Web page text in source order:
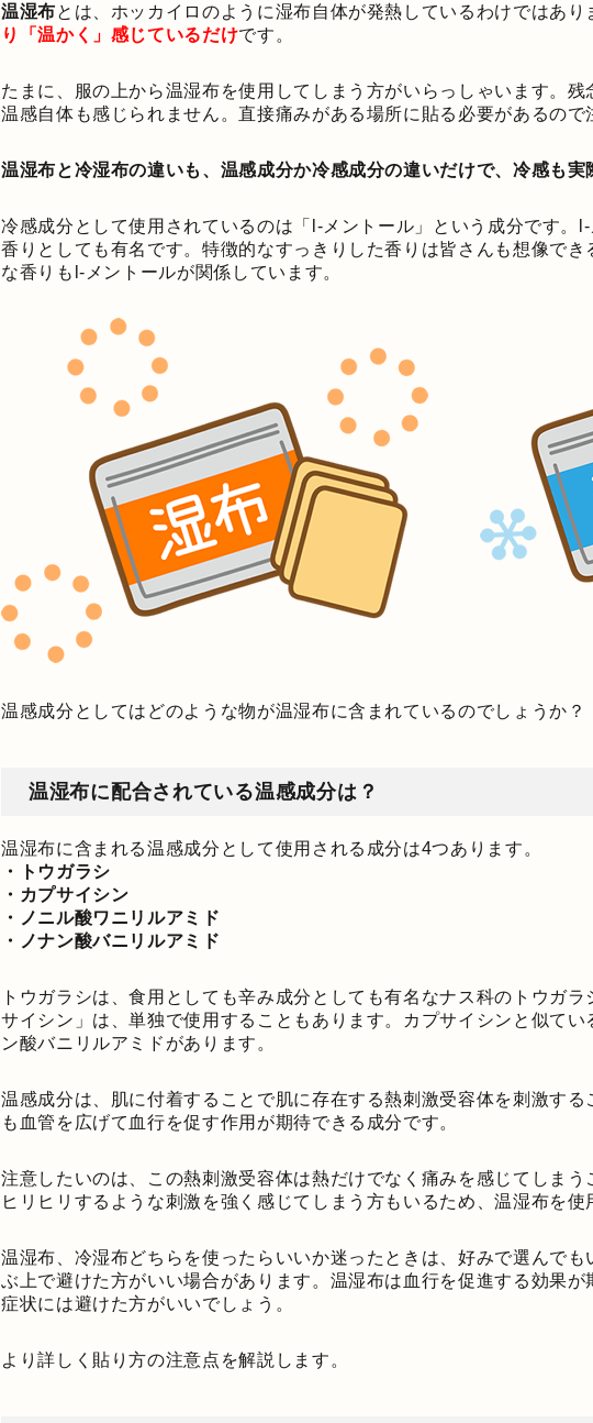
温湿布とは、ホッカイロのように湿布自体が発熱しているわけではあ
り「温かく」感じているだけです。
たまに、服の上から温湿布を使用してしまう方がいらっしゃいます。
温感自体も感じられません。直接痛みがある場所に貼る必要があるの
温湿布と冷湿布の違いも、温感成分か冷感成分の違いだけで、冷感も
冷感成分として使用されているのは「l-メントール」という成分です。
香りとしても有名です。特徴的なすっきりした香りは皆さんも想像で
な香りもl-メントールが関係しています。
温感成分としてはどのような物が温湿布に含まれているのでしょうか？
温湿布に配合されている温感成分は？
温湿布に含まれる温感成分として使用される成分は4つあります。
・トウガラシ
・カプサイシン
・ノニル酸ワニリルアミド
・ノナン酸バニリルアミド
トウガラシは、食用としても辛み成分としても有名なナス科のトウガ
サイシン」は、単独で使用することもあります。カプサイシンと似て
ン酸バニリルアミドがあります。
温感成分は、肌に付着することで肌に存在する熱刺激受容体を刺激す
も血管を広げて血行を促す作用が期待できる成分です。
注意したいのは、この熱刺激受容体は熱だけでなく痛みを感じてしま
ヒリヒリするような刺激を強く感じてしまう方もいるため、温湿布を
温湿布、冷湿布どちらを使ったらいいか迷ったときは、好みで選んで
ぶ上で避けた方がいい場合があります。温湿布は血行を促進する効果
症状には避けた方がいいでしょう。
より詳しく貼り方の注意点を解説します。